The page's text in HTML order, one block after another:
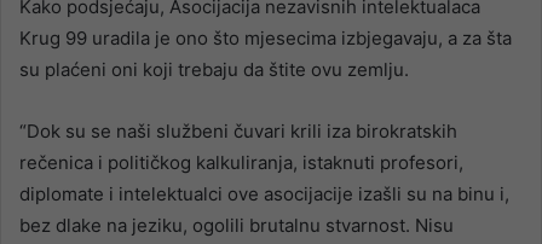
Kako podsjećaju, Asocijacija nezavisnih intelektualaca
Krug 99 uradila je ono što mjesecima izbjegavaju, a za šta
su plaćeni oni koji trebaju da štite ovu zemlju.
“Dok su se naši službeni čuvari krili iza birokratskih
rečenica i političkog kalkuliranja, istaknuti profesori,
diplomate i intelektualci ove asocijacije izašli su na binu i,
bez dlake na jeziku, ogolili brutalnu stvarnost. Nisu